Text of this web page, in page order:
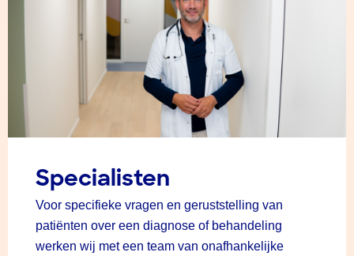
Specialisten
Voor specifieke vragen en geruststelling van
patiënten over een diagnose of behandeling
werken wij met een team van onafhankelijke